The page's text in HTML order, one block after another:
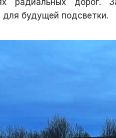
радиальных дорог.
для будущей подсветки.